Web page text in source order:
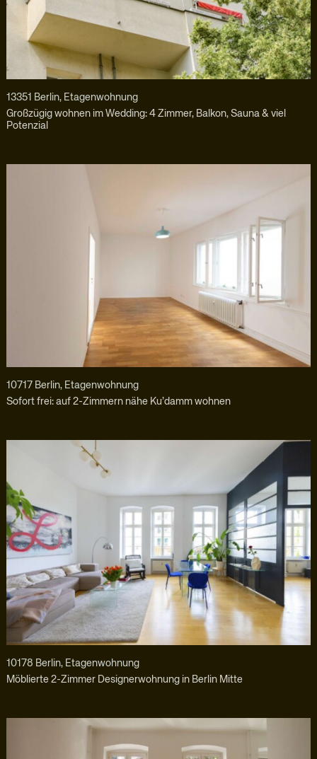
13351 Berlin, Etagenwohnung
Großzügig wohnen im Wedding: 4 Zimmer, Balkon, Sauna & viel
Potenzial
10717 Berlin, Etagenwohnung
Sofort frei: auf 2-Zimmern nähe Ku’damm wohnen
10178 Berlin, Etagenwohnung
Möblierte 2-Zimmer Designerwohnung in Berlin Mitte